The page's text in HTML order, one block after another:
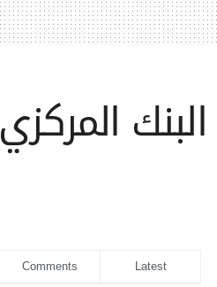
المركزي
Comments Latest